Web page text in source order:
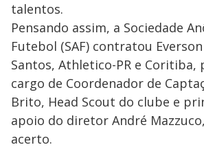
talentos.
Pensando assim, a Sociedade
Futebol (SAF) contratou Everson
Santos, Athletico-PR e Coritiba,
cargo de Coordenador de
Brito, Head Scout do clube e
apoio do diretor André
acerto.